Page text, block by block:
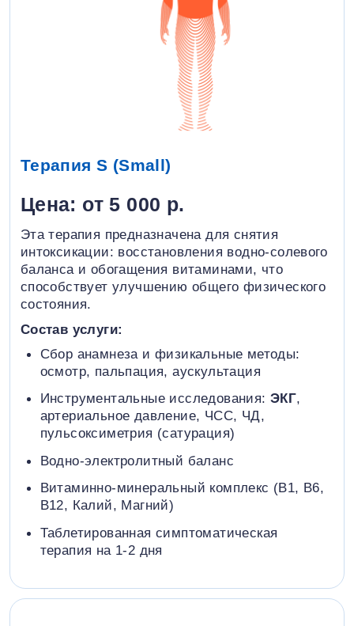
Терапия S (Small)
Цена: от 5 000 р.
Эта терапия предназначена для снятия
интоксикации: восстановления водно-солевого
баланса и обогащения витаминами, что
способствует улучшению общего физического
состояния.
Состав услуги:
Сбор анамнеза и физикальные методы:
осмотр, пальпация, аускультация
Инструментальные исследования: ЭКГ,
артериальное давление, ЧСС, ЧД,
пульсоксиметрия (сатурация)
Водно-электролитный баланс
Витаминно-минеральный комплекс (B1, B6,
В12, Калий, Магний)
Таблетированная симптоматическая
терапия на 1-2 дня